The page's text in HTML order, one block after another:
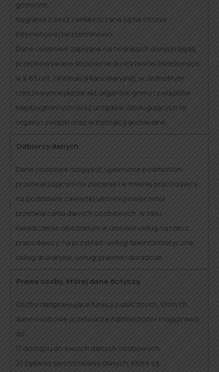
gminnym.
Nagrania z sesji zamieszczane są na stronie
internetowej bezterminowo.
Dane osobowe zapisane na nośnikach danych będą
przechowywane stosownie do kryteriów określonych
w § 63 ust. 1 Instrukcji kancelaryjnej, w Jednolitym
rzeczowym wykazie akt organów gminy i związków
międzygminnych oraz urzędów obsługujących te
organy i związki oraz w Instrukcji archiwalne.
Odbiorcy danych
Dane osobowe mogą być ujawnione podmiotom
przetwarzającym na zlecenie i w imieniu pracodawcy,
na podstawie zawartej umowy powierzenia
przetwarzania danych osobowych, w celu
świadczenia określonym w umowie usług na rzecz
pracodawcy, na przykład: usługi teleinformatyczne,
usług drukarskie, usługi prawne i doradcze.
Prawa osoby, której dane dotyczą
Osoby niesprawujące funkcji publicznych, których
dane osobowe przetwarza Administrator mają prawo
do:
1) dostępu do swoich danych osobowych
2) żądania sprostowania danych, które są